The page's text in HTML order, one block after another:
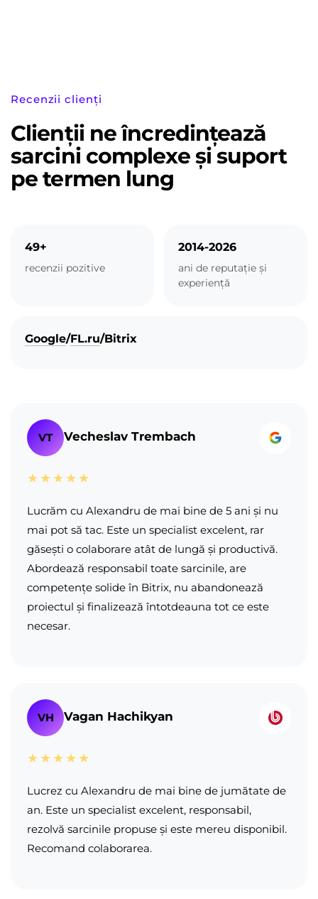
Recenzii clienți
Clienții ne încredințează
sarcini complexe și suport
pe termen lung
49+
recenzii pozitive
2014-2026
ani de reputație și
experiență
Google/FL.ru/Bitrix
VT Vecheslav Trembach
★★★★★
Lucrăm cu Alexandru de mai bine de 5 ani și nu
mai pot să tac. Este un specialist excelent, rar
găsești o colaborare atât de lungă și productivă.
Abordează responsabil toate sarcinile, are
competențe solide în Bitrix, nu abandonează
proiectul și finalizează întotdeauna tot ce este
necesar.
VH Vagan Hachikyan
★★★★★
Lucrez cu Alexandru de mai bine de jumătate de
an. Este un specialist excelent, responsabil,
rezolvă sarcinile propuse și este mereu disponibil.
Recomand colaborarea.